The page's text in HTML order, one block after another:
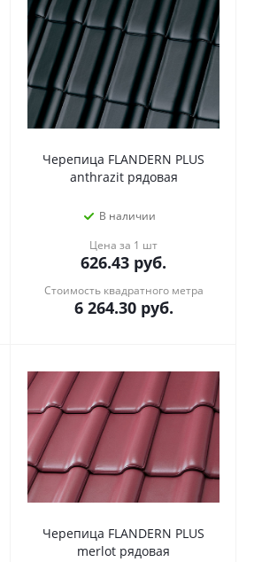
Черепица FLANDERN PLUS
anthrazit рядовая
В наличии
Цена за 1 шт
626.43 руб.
Стоимость квадратного метра
6 264.30руб.
Черепица FLANDERN PLUS
merlot рядовая